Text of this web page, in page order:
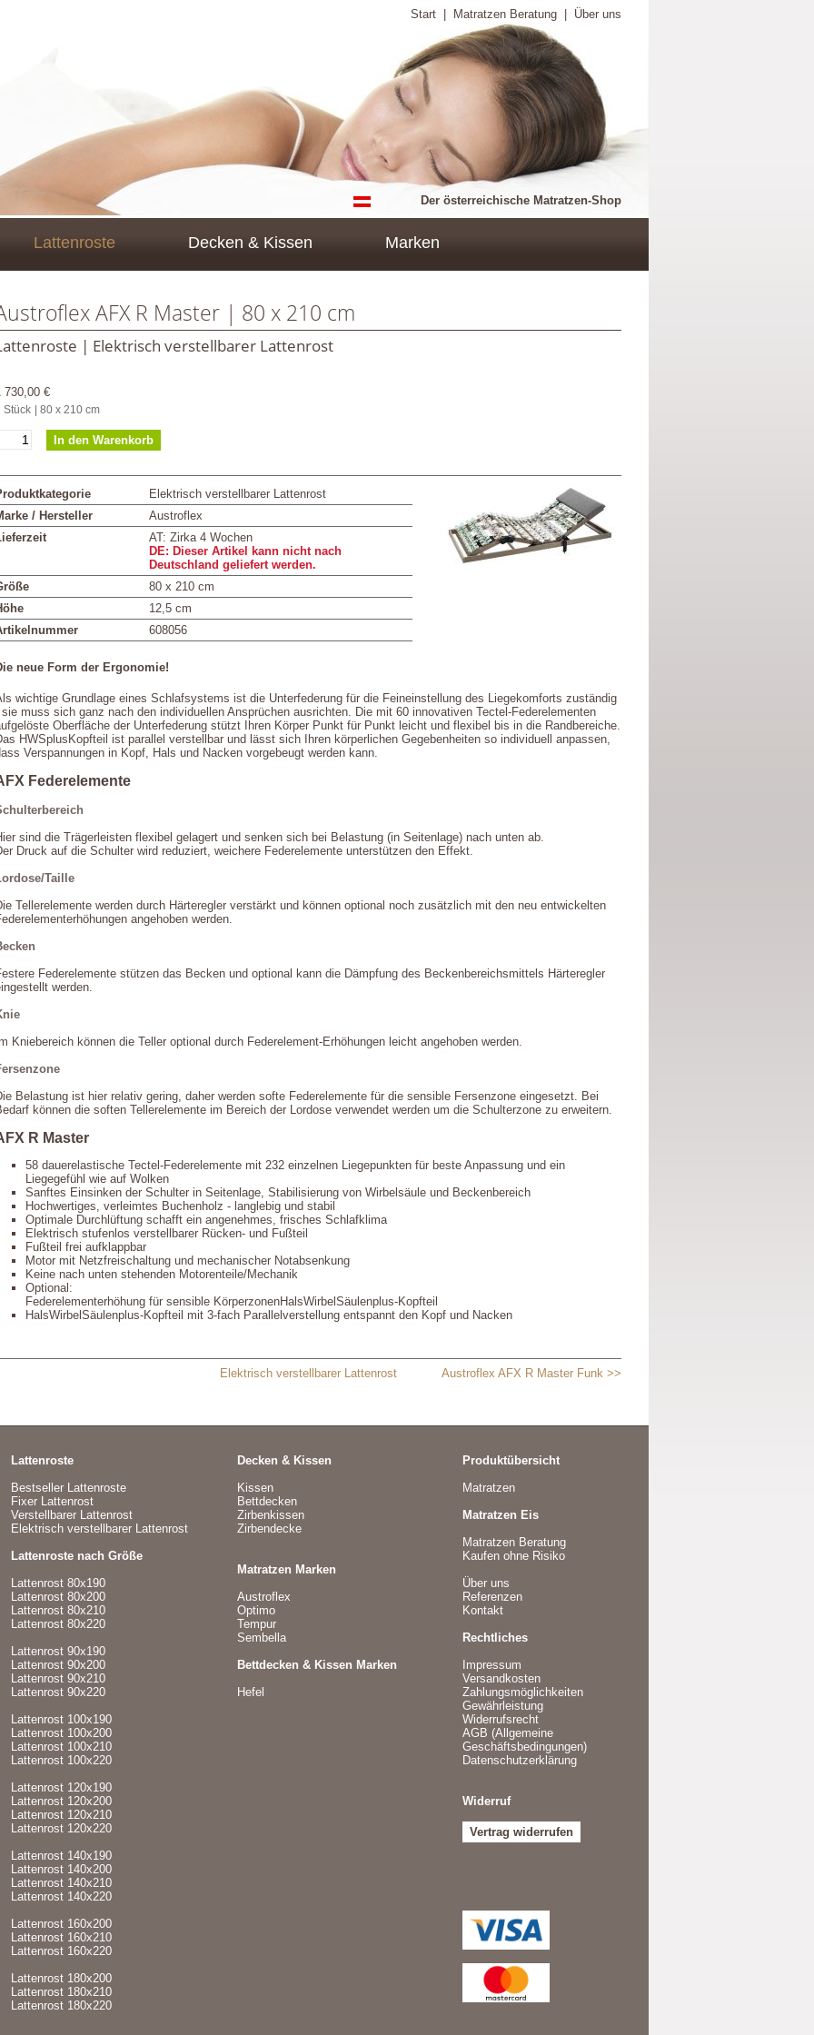
Start Matratzen Beratung Über uns
Der österreichische Matratzen-Shop
Lattenroste Decken & Kissen Marken
AFX R Master | 80 x 210 cm
| Elektrisch verstellbarer Lattenrost
730,00 €
Stück | 80 x 210 cm
Elektrisch verstellbarer Lattenrost
/ Hersteller
Austroflex
AT: Zirka 4 Wochen
DE: Dieser Artikel kann nicht nach
Deutschland geliefert werden.
80 x 210 cm
12,5 cm
608056
neue Form der Ergonomie!
wichtige Grundlage eines Schlafsystems ist die Unterfederung für die Feineinstellung des Liegekomforts zuständig
muss sich ganz nach den individuellen Ansprüchen ausrichten. Die mit 60 innovativen Tectel-Federelementen
Oberfläche der Unterfederung stützt Ihren Körper Punkt für Punkt leicht und flexibel bis in die Randbereiche.
HWSplusKopfteil ist parallel verstellbar und lässt sich Ihren körperlichen Gegebenheiten so individuell anpassen,
Verspannungen in Kopf, Hals und Nacken vorgebeugt werden kann.
Federelemente
sind die Trägerleisten flexibel gelagert und senken sich bei Belastung (in Seitenlage) nach unten ab.
Druck auf die Schulter wird reduziert, weichere Federelemente unterstützen den Effekt.
Taille
Tellerelemente werden durch Härteregler verstärkt und können optional noch zusätzlich mit den neu entwickelten
angehoben werden.
Federelemente stützen das Becken und optional kann die Dämpfung des Beckenbereichsmittels Härteregler
werden.
Im Kniebereich können die Teller optional durch Federelement-Erhöhungen leicht angehoben werden.
Belastung ist hier relativ gering, daher werden softe Federelemente für die sensible Fersenzone eingesetzt. Bei
können die soften Tellerelemente im Bereich der Lordose verwendet werden um die Schulterzone zu erweitern.
R Master
58 dauerelastische Tectel-Federelemente mit 232 einzelnen Liegepunkten für beste Anpassung und ein
Liegegefühl wie auf Wolken
Sanftes Einsinken der Schulter in Seitenlage, Stabilisierung von Wirbelsäule und Beckenbereich
Hochwertiges, verleimtes Buchenholz - langlebig und stabil
Optimale Durchlüftung schafft ein angenehmes, frisches Schlafklima
Elektrisch stufenlos verstellbarer Rücken- und Fußteil
Fußteil frei aufklappbar
Motor mit Netzfreischaltung und mechanischer Notabsenkung
Keine nach unten stehenden Motorenteile/Mechanik
Optional:
Federelementerhöhung für sensible KörperzonenHalsWirbelSäulenplus-Kopfteil
HalsWirbelSäulenplus-Kopfteil mit 3-fach Parallelverstellung entspannt den Kopf und Nacken
Elektrisch verstellbarer Lattenrost Austroflex AFX R Master Funk >>
Lattenroste
Bestseller Lattenroste
Fixer Lattenrost
Verstellbarer Lattenrost
Elektrisch verstellbarer Lattenrost
Lattenroste nach Größe
Lattenrost 80x190
Lattenrost 80x200
Lattenrost 80x210
Lattenrost 80x220
Lattenrost 90x190
Lattenrost 90x200
Lattenrost 90x210
Lattenrost 90x220
Lattenrost 100x190
Lattenrost 100x200
Lattenrost 100x210
Lattenrost 100x220
Lattenrost 120x190
Lattenrost 120x200
Lattenrost 120x210
Lattenrost 120x220
Lattenrost 140x190
Lattenrost 140x200
Lattenrost 140x210
Lattenrost 140x220
Lattenrost 160x200
Lattenrost 160x210
Lattenrost 160x220
Lattenrost 180x200
Lattenrost 180x210
Lattenrost 180x220
Decken & Kissen
Kissen
Bettdecken
Zirbenkissen
Zirbendecke
Matratzen Marken
Austroflex
Optimo
Tempur
Sembella
Bettdecken & Kissen Marken
Hefel
Produktübersicht
Matratzen
Matratzen Eis
Matratzen Beratung
Kaufen ohne Risiko
Über uns
Referenzen
Kontakt
Rechtliches
Impressum
Versandkosten
Zahlungsmöglichkeiten
Gewährleistung
Widerrufsrecht
AGB (Allgemeine
Geschäftsbedingungen)
Datenschutzerklärung
Widerruf
Vertrag widerrufen